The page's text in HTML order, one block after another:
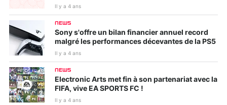
Il y a 4 ans
NEWS
Sony s'offre un bilan financier annuel record
malgré les performances décevantes de la PS5
Il y a 4 ans
NEWS
Electronic Arts met fin à son partenariat avec la
FIFA, vive EA SPORTS FC !
Il y a 4 ans